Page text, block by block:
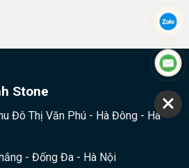
Stone
Đô Thị Văn Phú - Hà Đông - Hà
- Đống Đa - Hà Nội